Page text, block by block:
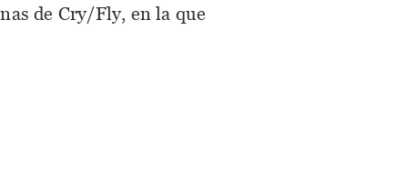
de Cry/Fly, en la que